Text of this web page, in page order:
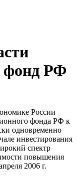
фонд РФ
России
фонда РФ к
одновременно
инвестирования
спектр
повышения
2006 г.